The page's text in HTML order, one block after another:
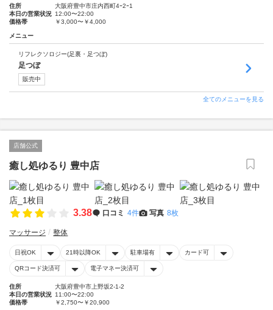
住所
大阪府豊中市庄内西町4ｰ2ｰ1
本日の営業状況 12:00〜22:00
価格帯
￥3,000〜￥4,000
メニュー
リフレクソロジー(足裏・足つぼ)
足つぼ
販売中
全てのメニューを見る
店舗公式
癒し処ゆるり 豊中店
3.38 口コミ 4件 写真 8枚
マッサージ 整体
日祝OK 21時以降OK 駐車場有 カード可
QRコード決済可 電子マネー決済可
住所
大阪府豊中市上野坂2-1-2
本日の営業状況 11:00〜22:00
価格帯
￥2,750〜￥20,900